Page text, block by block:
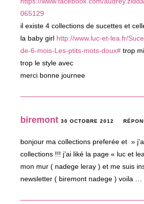
065129
il existe 4 collections de sucettes et
la baby girl http://www.luc-et-lea.fr/
de-6-mois-Les-ptits-mots-doux# trop
trop le style avec
merci bonne journee
biremont 30 OCTOBRE 2012
bonjour ma collections preferée et »
collections !!! j’ai liké la page « luc et
mon mur ( nadege leray ) et me suis
newsletter ( biremont nadege ) voila …